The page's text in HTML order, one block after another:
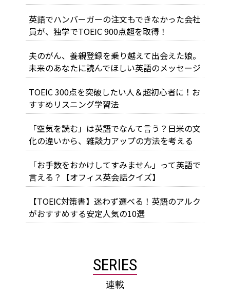
英語でハンバーガーの注文もできなかった会社
員が、独学でTOEIC 900点超を取得！
夫のがん、養親登録を乗り越えて出会えた娘。
未来のあなたに読んでほしい英語のメッセージ
TOEIC 300点を突破したい人＆超初心者に！お
すすめリスニング学習法
「空気を読む」は英語でなんて言う？日米の文
化の違いから、雑談力アップの方法を考える
「お手数をおかけしてすみません」って英語で
言える？【オフィス英会話クイズ】
【TOEIC対策書】迷わず選べる！英語のアルク
がおすすめする安定人気の10選
SERIES
連載